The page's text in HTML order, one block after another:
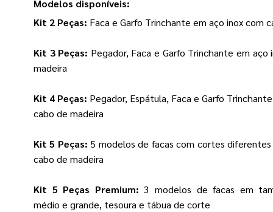
Modelos disponíveis:
Kit 2 Peças: Faca e Garfo Trinchante em aço inox com
Kit 3 Peças: Pegador, Faca e Garfo Trinchante em aço
madeira
Kit 4 Peças: Pegador, Espátula, Faca e Garfo
cabo de madeira
Kit 5 Peças: 5 modelos de facas com cortes
cabo de madeira
Kit 5 Peças Premium: 3 modelos de facas em
médio e grande, tesoura e tábua de corte